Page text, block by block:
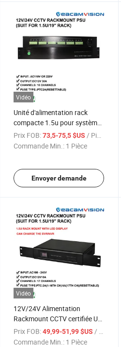
Vidéo
Unité d'alimentation rack
compacte 1.5u pour systèmes
de sécurité comprend câble
AC caméra de sécurité CCTV
Prix FOB:73,5-75,5 $US / Pièce
Commande Min.: 1 Pièce
Envoyer demande
Vidéo
12V/24V Alimentation
Rackmount CCTV certifiée UL
CE FCC pour systèmes de
caméras de sécurité Caméra
Prix FOB:49,99-51,99 $US / Pièce
Commande Min.: 1 Pièce